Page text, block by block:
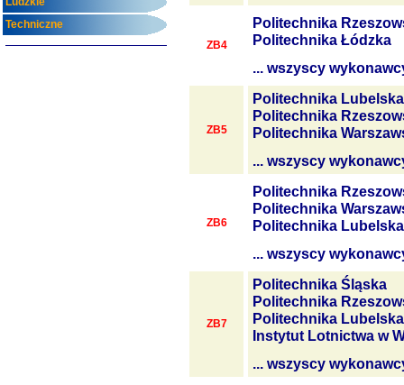
Techniczne
ZB4
Politechnika
Politechnika Łódzka
... wszyscy
ZB5
Politechnika Lubelska
Politechnika
Politechnika
... wszyscy
ZB6
Politechnika
Politechnika
Politechnika Lubelska
... wszyscy
ZB7
Politechnika Śląska
Politechnika
Politechnika Lubelska
Instytut Lotnictwa w
... wszyscy